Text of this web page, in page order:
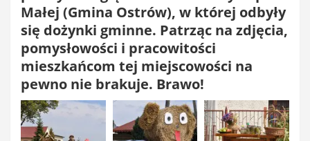
Małej (Gmina Ostrów), w której odbyły
się dożynki gminne. Patrząc na zdjęcia,
pomysłowości i pracowitości
mieszkańcom tej miejscowości na
pewno nie brakuje. Brawo!